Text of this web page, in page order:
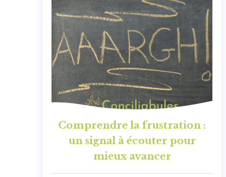
Comprendre la frustration :
un signal à écouter pour
mieux avancer